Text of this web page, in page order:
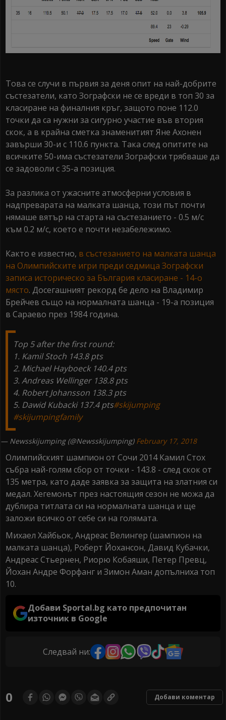
Това се случи в първия за деня опит на най-добрите
състезатели, като Зографски не се вреди в топ 30 за
класиране на финалния кръг, защото поне 112.0
точки да са нужни за сигурно участие във втория
скок, а в крайна сметка знаменитият Яне Ахонен
завърши 30-и с 110.6 пункта. Така след опитите на
всичките 50-има състезатели Зографски трябваше да
се задоволи с 35-а позиция.
За разлика от ужасните атмосферни условия в
надпреварата на малката шанца, този път почти
нямаше вятър на старта на състезанието - 0.5 м/с
към 0.2 м/с, което е почти незабележимо.
Както е известно, в състезанието на малката шанца
на Олимпийските игри преди седмица Зографски
записа историческо за България класиране - 14-о
място. Досегашният рекорд бе дело на Владимир
Брейчев също на нормалната шанца - 19-а позиция
в Сараево през 1984 година.
Top 5 after the first round:
1. Kamil Stoch 143.8 pts
2. Michael Hayboeck 140.4 pts
3. Andreas Wellinger 138.8 pts
4. Robert Johansson 138.3 pts
5. Dawid Kubacki 137.4 pts#skijumping
#skijumpingfamily
— Newsskijumping (@Newsskijumping) February 17, 2018
Олимпийският шампион от Сочи 2014 Камил Стох
събра най-голям сбор от точки - 143.8 - след скок от
135 метра, като даде заявка за защита на златния си
медал. Хегемонът през настоящия сезон не можа да
дублира титлата си на нормалната шанца и ще
заложи всичко от себе си на голямата.
Михаел Хайбьок, Андреас Велингер (шампион на
малката шанца), Роберт Йохансон, Давид Кубачки,
Андреас Стьернен, Риорю Кобаяши, Петер Превц,
Йохан Андре Форфанг и Зимон Аман допълниха топ
10.
Добави Sportal.bg като предпочитан
източник в Google
Следвай ни:
0 Добави коментар